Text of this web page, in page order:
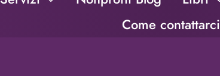
Come contattarci